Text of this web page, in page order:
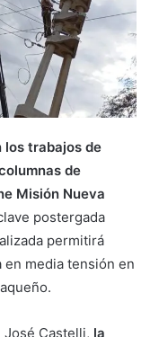
los trabajos de
de
Misión Nueva
postergada
permitirá
media tensión en
José Castelli, la